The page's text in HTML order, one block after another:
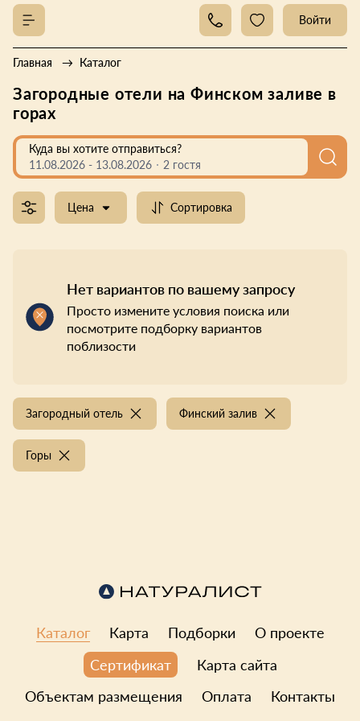
Войти
Главная Каталог
Загородные отели на Финском заливе в
горах
Куда вы хотите отправиться?
11.08.2026 - 13.08.2026 2 гостя
Цена Сортировка
Нет вариантов по вашему запросу
Просто измените условия поиска или
посмотрите подборку вариантов
поблизости
Загородный отель Финский залив
Горы
Каталог Карта Подборки
О проекте
Сертификат
Карта сайта
Объектам размещения
Оплата Контакты